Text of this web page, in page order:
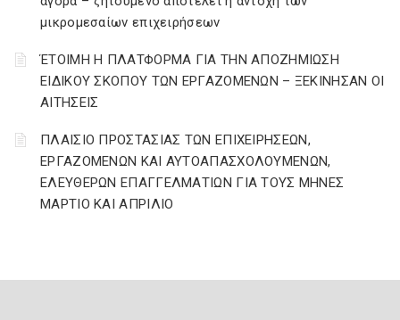
μικρομεσαίων επιχειρήσεων
ΈΤΟΙΜΗ Η ΠΛΑΤΦΟΡΜΑ ΓΙΑ ΤΗΝ ΑΠΟΖΗΜΙΩΣΗ
ΕΙΔΙΚΟΥ ΣΚΟΠΟΥ ΤΩΝ ΕΡΓΑΖΟΜΕΝΩΝ – ΞΕΚΙΝΗΣΑΝ ΟΙ
ΑΙΤΗΣΕΙΣ
ΠΛΑΙΣΙΟ ΠΡΟΣΤΑΣΙΑΣ ΤΩΝ ΕΠΙΧΕΙΡΗΣΕΩΝ,
ΕΡΓΑΖΟΜΕΝΩΝ ΚΑΙ ΑΥΤΟΑΠΑΣΧΟΛΟΥΜΕΝΩΝ,
ΕΛΕΥΘΕΡΩΝ ΕΠΑΓΓΕΛΜΑΤΙΩΝ ΓΙΑ ΤΟΥΣ ΜΗΝΕΣ
ΜΑΡΤΙΟ ΚΑΙ ΑΠΡΙΛΙΟ